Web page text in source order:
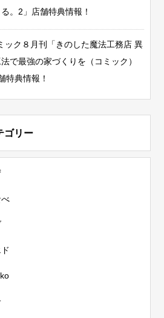
。2」店舗特典情報！
ック８月刊「きのした魔法工務店 異
で最強の家づくりを（コミック）
特典情報！
ゴリー